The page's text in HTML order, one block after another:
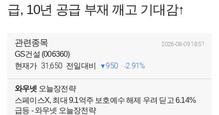
급, 10년 공급 부재 깨고 기대감↑
관련종목 2026-08-09 18:51
GS건설 (006360)
현재가 31,650 전일대비 950 2.91%
와우넷 오늘장전략
스페이스X, 최대 9.1억주 보호예수 해제 우려 딛고 6.14%
급등 - 와우넷 오늘장전략